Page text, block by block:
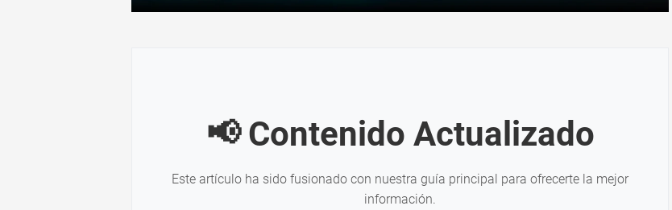
📢 Contenido Actualizado
Este artículo ha sido fusionado con nuestra guía principal para ofrecerte la mejor
información.